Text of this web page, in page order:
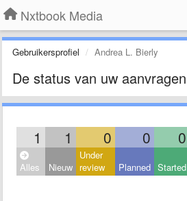
Nxtbook Media
Gebruikersprofiel Andrea L. Bierly
De status van uw aanvragen
1 1 0 0 0
Alles Nieuw
Under
review
Planned Started